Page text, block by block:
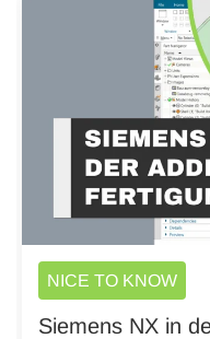
NICE TO KNOW
Siemens NX in